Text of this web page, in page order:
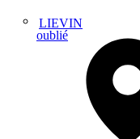
oublié
LIEVIN